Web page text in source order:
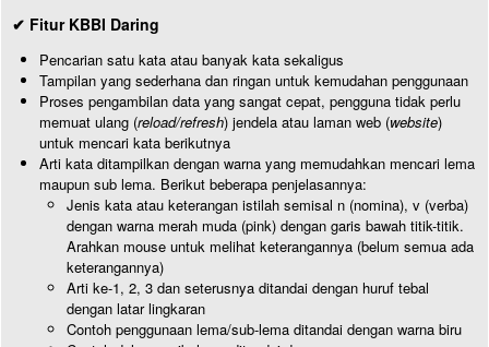
✔ Fitur KBBI Daring
Pencarian satu kata atau banyak kata sekaligus
Tampilan yang sederhana dan ringan untuk kemudahan penggunaan
Proses pengambilan data yang sangat cepat, pengguna tidak perlu
memuat ulang (reload/refresh) jendela atau laman web (website)
untuk mencari kata berikutnya
Arti kata ditampilkan dengan warna yang memudahkan mencari lema
maupun sub lema. Berikut beberapa penjelasannya:
Jenis kata atau keterangan istilah semisal n (nomina), v (verba)
dengan warna merah muda (pink) dengan garis bawah titik-titik.
Arahkan mouse untuk melihat keterangannya (belum semua ada
keterangannya)
Arti ke-1, 2, 3 dan seterusnya ditandai dengan huruf tebal
dengan latar lingkaran
Contoh penggunaan lema/sub-lema ditandai dengan warna biru